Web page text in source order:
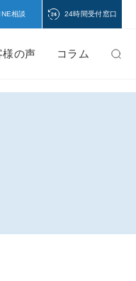
相談 24時間受付窓口
様の声 コラム